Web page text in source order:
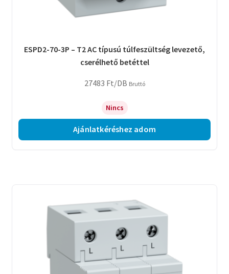
ESPD2-70-3P – T2 AC típusú túlfeszültség levezető,
cserélhető betéttel
27483 Ft/DB Bruttó
Nincs
Ajánlatkéréshez adom